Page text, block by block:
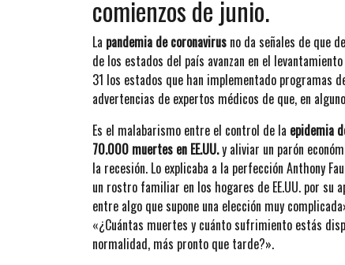
comienzos de junio.
La pandemia de coronavirus no da señales de que
de los estados del país avanzan en el
31 los estados que han implementado programas
advertencias de expertos médicos de que, en
Es el malabarismo entre el control de la epidemia
70.000 muertes en EE.UU.y aliviar un parón
la recesión. Lo explicaba a la perfección Anthony
un rostro familiar en los hogares de EE.UU. por su
entre algo que supone una elección muy
«¿Cuántas muertes y cuánto sufrimiento estás
normalidad, más pronto que tarde?».